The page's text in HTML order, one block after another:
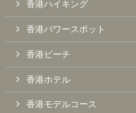
香港ハイキング
香港パワースポット
香港ビーチ
香港ホテル
香港モデルコース